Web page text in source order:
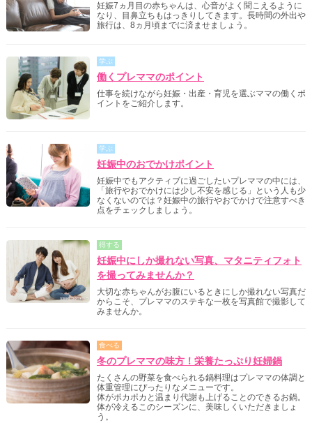
妊娠7ヵ月目の赤ちゃんは、心音がよく聞こえるように
なり、目鼻立ちもはっきりしてきます。長時間の外出や
旅行は、8ヵ月頃までに済ませましょう。
学ぶ
働くプレママのポイント
仕事を続けながら妊娠・出産・育児を選ぶママの働くポ
イントをご紹介します。
学ぶ
妊娠中のおでかけポイント
妊娠中でもアクティブに過ごしたいプレママの中には、
「旅行やおでかけには少し不安を感じる」という人も少
なくないのでは？妊娠中の旅行やおでかけで注意すべき
点をチェックしましょう。
得する
妊娠中にしか撮れない写真、マタニティフォト
を撮ってみませんか？
大切な赤ちゃんがお腹にいるときにしか撮れない写真だ
からこそ、プレママのステキな一枚を写真館で撮影して
みませんか。
食べる
冬のプレママの味方！栄養たっぷり妊婦鍋
たくさんの野菜を食べられる鍋料理はプレママの体調と
体重管理にぴったりなメニューです。
体がポカポカと温まり代謝も上げることのできるお鍋。
体が冷えるこのシーズンに、美味しくいただきましょ
う。